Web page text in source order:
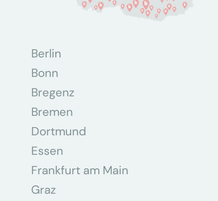
Berlin
Bonn
Bregenz
Bremen
Dortmund
Essen
Frankfurt am Main
Graz